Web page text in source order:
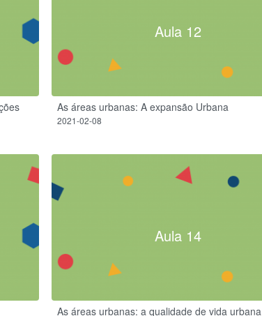
Aula 12
As áreas urbanas: A expansão Urbana
2021-02-08
Aula 14
As áreas urbanas: a qualidade de vida urbana